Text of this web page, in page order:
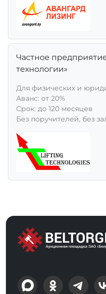
Частное
технологии»
Для физических и
Aванс: от 20%
Срок: до 120 месяцев
Без поручителей, без